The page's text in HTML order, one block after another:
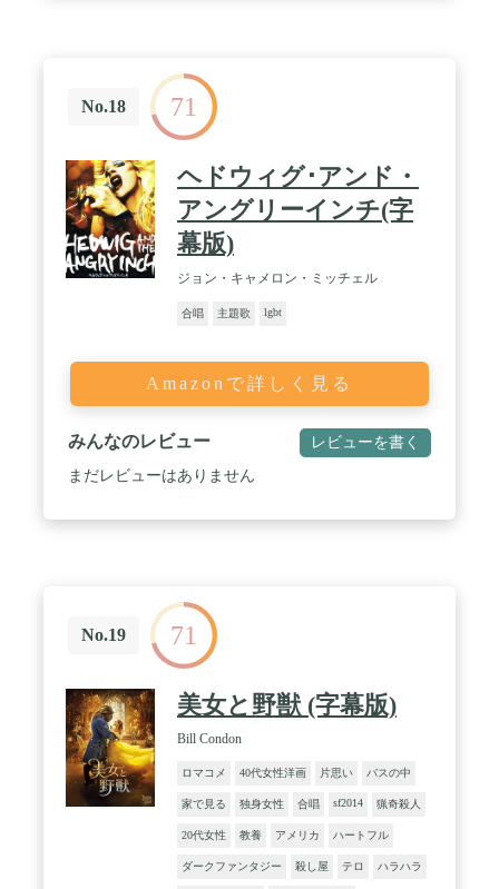
No.18 71
ヘドウィグ･アンド・
アングリーインチ(字
幕版)
ジョン・キャメロン・ミッチェル
合唱 主題歌 lgbt
Amazonで詳しく見る
みんなのレビュー レビューを書く
まだレビューはありません
No.19 71
美女と野獣 (字幕版)
Bill Condon
ロマコメ 40代女性洋画 片思い バスの中
家で見る 独身女性 合唱 sf2014 猟奇殺人
20代女性 教養 アメリカ ハートフル
ダークファンタジー 殺し屋 テロ ハラハラ